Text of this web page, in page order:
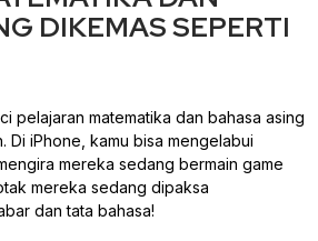
DIKEMAS SEPERTI
pelajaran matematika dan bahasa asing
Di iPhone, kamu bisa mengelabui
mereka sedang bermain game
mereka sedang dipaksa
dan tata bahasa!